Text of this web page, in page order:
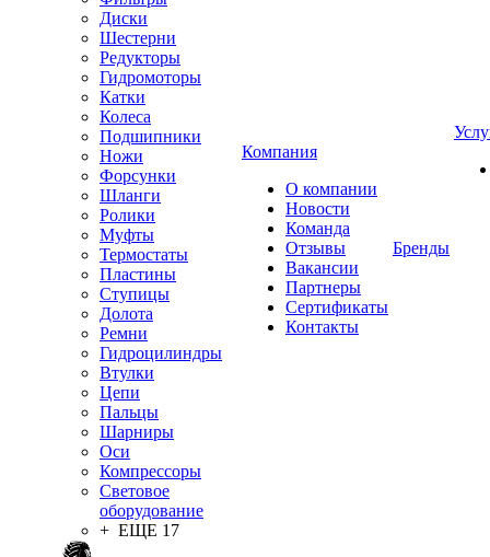
Диски
Шестерни
Редукторы
Гидромоторы
Катки
Колеса
Подшипники
Ножи
Форсунки
Шланги
Ролики
Муфты
Термостаты
Пластины
Ступицы
Долота
Ремни
Гидроцилиндры
Втулки
Цепи
Пальцы
Шарниры
Оси
Компрессоры
Световое
оборудование
+ ЕЩЕ 17
Компания
О компании
Новости
Команда
Отзывы
Вакансии
Партнеры
Сертификаты
Контакты
Бренды